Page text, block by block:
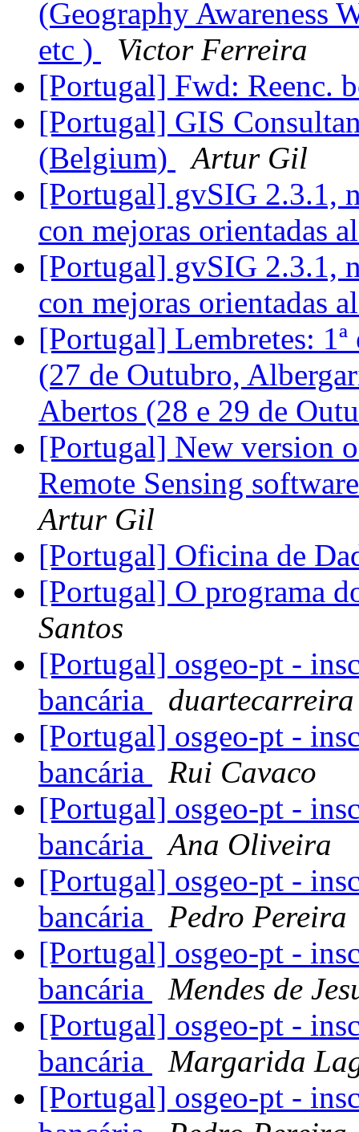
(Geography Awareness
etc )
Victor Ferreira
[Portugal] Fwd: Reenc.
[Portugal] GIS
(Belgium)
Artur Gil
[Portugal] gvSIG 2.3.1,
con mejoras orientadas
[Portugal] gvSIG 2.3.1,
con mejoras orientadas
[Portugal] Lembretes:
(27 de Outubro,
Abertos (28 e 29 de
[Portugal] New version
Remote Sensing
Artur Gil
[Portugal] Oficina de
[Portugal] O programa
Santos
[Portugal] osgeo-pt -
bancária
duartecarreira
[Portugal] osgeo-pt -
bancária
Rui Cavaco
[Portugal] osgeo-pt -
bancária
Ana Oliveira
[Portugal] osgeo-pt -
bancária
Pedro Pereira
[Portugal] osgeo-pt -
bancária
Mendes de
[Portugal] osgeo-pt -
bancária
Margarida
[Portugal] osgeo-pt -